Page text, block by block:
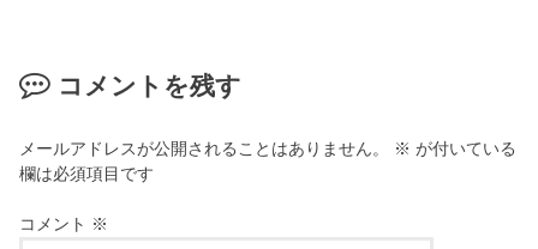
コメントを残す
メールアドレスが公開されることはありません。 ※ が付いている
欄は必須項目です
コメント ※